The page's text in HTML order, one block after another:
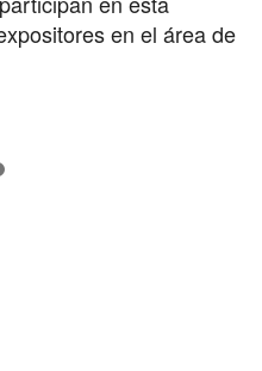
en el área de